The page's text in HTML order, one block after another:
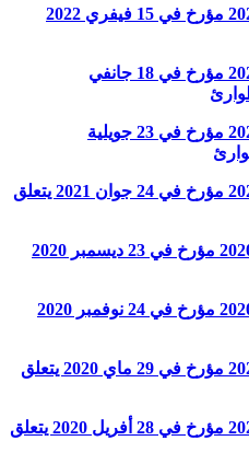
أمر رئاسي عدد 73 لسنة 2022 مؤرخ في 15 فيفري 2022
أمر رئاسي عدد 43 لسنة 2022 مؤرخ في 18 جانفي
أمر رئاسي عدد 67 لسنة 2021 مؤرخ في 23 جويلية
أمر رئاسي عدد 59 لسنة 2021 مؤرخ في 24 جوان 2021 يتعلق
أمر رئاسي عدد 164 لسنة 2020 مؤرخ في 23 ديسمبر 2020
أمر رئاسي عدد 134 لسنة 2020 مؤرخ في 24 نوفمبر 2020
أمر رئاسي عدد 54 لسنة 2020 مؤرخ في 29 ماي 2020 يتعلق
أمر رئاسي عدد 38 لسنة 2020 مؤرخ في 28 أفريل 2020 يتعلق